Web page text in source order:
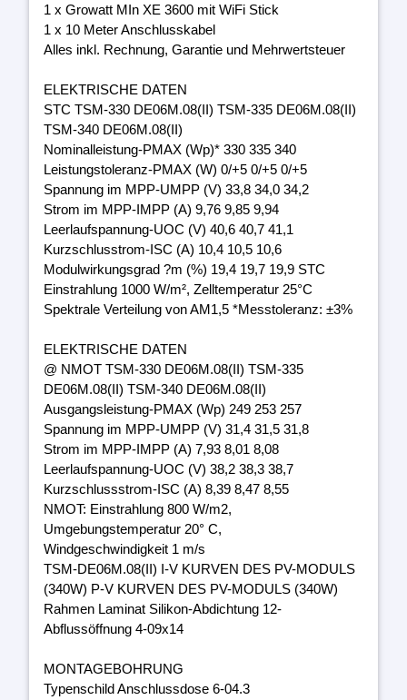
1 x Growatt MIn XE 3600 mit WiFi Stick
1 x 10 Meter Anschlusskabel
Alles inkl. Rechnung, Garantie und Mehrwertsteuer
ELEKTRISCHE DATEN
STC TSM-330 DE06M.08(II) TSM-335 DE06M.08(II)
TSM-340 DE06M.08(II)
Nominalleistung-PMAX (Wp)* 330 335 340
Leistungstoleranz-PMAX (W) 0/+5 0/+5 0/+5
Spannung im MPP-UMPP (V) 33,8 34,0 34,2
Strom im MPP-IMPP (A) 9,76 9,85 9,94
Leerlaufspannung-UOC (V) 40,6 40,7 41,1
Kurzschlusstrom-ISC (A) 10,4 10,5 10,6
Modulwirkungsgrad ?m (%) 19,4 19,7 19,9 STC
Einstrahlung 1000 W/m², Zelltemperatur 25°C
Spektrale Verteilung von AM1,5 *Messtoleranz: ±3%
ELEKTRISCHE DATEN
@ NMOT TSM-330 DE06M.08(II) TSM-335
DE06M.08(II) TSM-340 DE06M.08(II)
Ausgangsleistung-PMAX (Wp) 249 253 257
Spannung im MPP-UMPP (V) 31,4 31,5 31,8
Strom im MPP-IMPP (A) 7,93 8,01 8,08
Leerlaufspannung-UOC (V) 38,2 38,3 38,7
Kurzschlussstrom-ISC (A) 8,39 8,47 8,55
NMOT: Einstrahlung 800 W/m2,
Umgebungstemperatur 20° C,
Windgeschwindigkeit 1 m/s
TSM-DE06M.08(II) I-V KURVEN DES PV-MODULS
(340W) P-V KURVEN DES PV-MODULS (340W)
Rahmen Laminat Silikon-Abdichtung 12-
Abflussöffnung 4-09x14
MONTAGEBOHRUNG
Typenschild Anschlussdose 6-04.3